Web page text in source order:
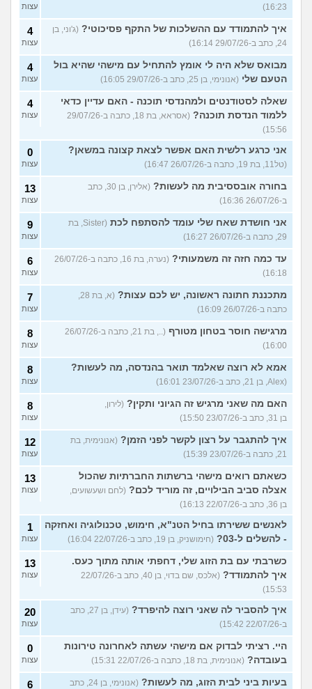
16:23) עצות
איך להתמודד עם ההשלכות של התקף פסיכוטי? (ג'וני, בן
24, כתב ב-29/07/26 16:14)
4
עצות
מבואס שלא היה לי אומץ להתחיל עם מישהי שהיא בול
הטעם שלי (אנונימי, בן 25, כתב ב-29/07/26 16:05)
4
עצות
שאלה לסטודנטים ולמהנדסי תוכנה - האם עדיין כדאי
ללמוד הנדסת תוכנה?
(אסראא, בת 18, כתבה ב-29/07/26
15:56)
4
עצות
אני כרגע רלשית האם אפשר לצאת קצונה במשאן?
(טל11, בת 19, כתבה ב-26/07/26 16:47)
0
עצות
בחורה אובססיבית מה לעשות?
(אלירן, בן 30, כתב
ב-26/07/26 16:36)
13
עצות
אני חושדת שאח שלי עומד להסתפח לכת
(Sister, בת
29, כתבה ב-26/07/26 16:27)
9
עצות
עד כמה חזה זה משמעותי?
(נערה, בת 16, כתבה ב-26/07/26
16:18)
6
עצות
מתכננת חתונה ראשונה, יש לכם עצות?
(א, בת 28,
כתבה ב-26/07/26 16:09)
7
עצות
מרגישה חוסר בטחון מטורף
(.., בת 21, כתבה ב-26/07/26
16:00)
8
עצות
אמא לא רוצה שאלמד תואר בהנדסה, מה לעשות?
(Alex, בן 21, כתב ב-23/07/26 16:01)
8
עצות
האם מה שאני מרגיש זה הגיוני ותקין? (לירון,
בן 31, כתב ב-23/07/26 15:50)
8
עצות
איך להתגבר על רצון לקשר לפני הזמן? (אנונימית, בת
21, כתבה ב-23/07/26 15:39)
12
עצות
כשאתם רואים מישהי ברשתות החברתיות שהכול
אצלה סביב הבילויים, זה מוריד לכם? (לחם ושעשועים,
בן 36, כתב ב-22/07/26 16:13)
13
עצות
לאנשים ששירתו בחיל הטנ"א, חימוש, טכנולוגיה ואחזקה
- להשלים ל-03?
(חימושניק, בן 19, כתב ב-22/07/26 16:04)
1
עצות
כשרבתי עם בת הזוג שלי, דחפתי אותה מתוך כעס.
איך להתמודד?
(אלכס, שם בדוי, בן 40, כתב ב-22/07/26
15:53)
13
עצות
איך להסביר לה שאני רוצה להיפרד?
(עידן, בן 27, כתב
ב-22/07/26 15:42)
20
עצות
היי. רציתי לבדוק אם מישהי עשתה לאחרונה טירונות
בעובדה? (אנונימית, בת 18, כתבה ב-22/07/26 15:31)
0
עצות
בעיות ביני לבית הזוג, מה לעשות?
(אנונימי, בן 24, כתב
6